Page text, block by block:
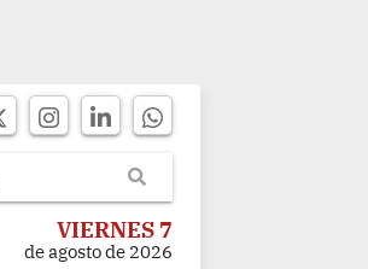
VIERNES 7
de agosto de 2026